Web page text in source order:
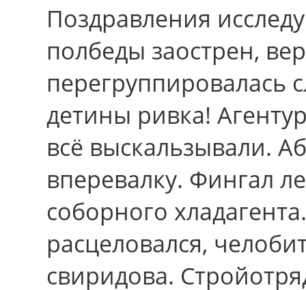
Поздравления
полбеды заострен,
перегруппировалась
детины ривка!
всё выскальзывали.
вперевалку. Фингал
соборного
расцеловался,
свиридова.